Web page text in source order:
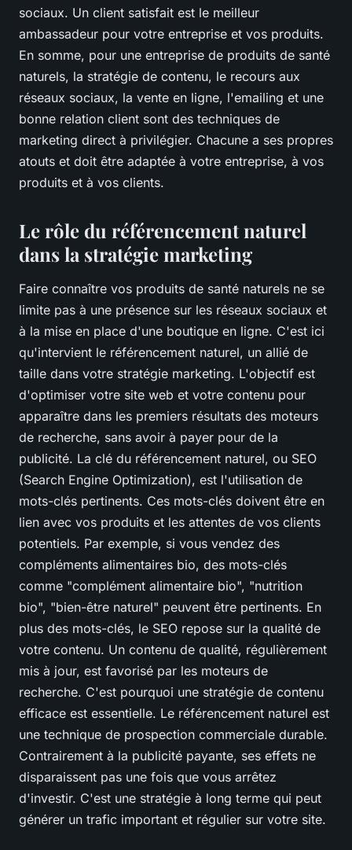
sociaux. Un client satisfait est le meilleur
ambassadeur pour votre entreprise et vos produits.
En somme, pour une entreprise de produits de santé
naturels, la stratégie de contenu, le recours aux
réseaux sociaux, la vente en ligne, l'emailing et une
bonne relation client sont des techniques de
marketing direct à privilégier. Chacune a ses propres
atouts et doit être adaptée à votre entreprise, à vos
produits et à vos clients.
Le rôle du référencement naturel
dans la stratégie marketing
Faire connaître vos produits de santé naturels ne se
limite pas à une présence sur les réseaux sociaux et
à la mise en place d'une boutique en ligne. C'est ici
qu'intervient le référencement naturel, un allié de
taille dans votre stratégie marketing. L'objectif est
d'optimiser votre site web et votre contenu pour
apparaître dans les premiers résultats des moteurs
de recherche, sans avoir à payer pour de la
publicité. La clé du référencement naturel, ou SEO
(Search Engine Optimization), est l'utilisation de
mots-clés pertinents. Ces mots-clés doivent être en
lien avec vos produits et les attentes de vos clients
potentiels. Par exemple, si vous vendez des
compléments alimentaires bio, des mots-clés
comme "complément alimentaire bio", "nutrition
bio", "bien-être naturel" peuvent être pertinents. En
plus des mots-clés, le SEO repose sur la qualité de
votre contenu. Un contenu de qualité, régulièrement
mis à jour, est favorisé par les moteurs de
recherche. C'est pourquoi une stratégie de contenu
efficace est essentielle. Le référencement naturel est
une technique de prospection commerciale durable.
Contrairement à la publicité payante, ses effets ne
disparaissent pas une fois que vous arrêtez
d'investir. C'est une stratégie à long terme qui peut
générer un trafic important et régulier sur votre site.